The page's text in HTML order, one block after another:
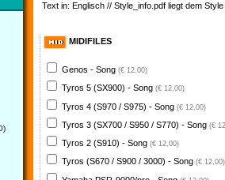
Text in: Englisch // Style_info.pdf liegt dem
MIDIFILES
Genos - Song (€ 12,00)
Tyros 5 (SX900) - Song (€ 12,00)
Tyros 4 (S970 / S975) - Song (€ 12,00)
Tyros 3 (SX700 / S950 / S770) - Song (€
Tyros 2 (S910) - Song (€ 12,00)
Tyros (S670 / S900 / 3000) - Song (€ 12,00)